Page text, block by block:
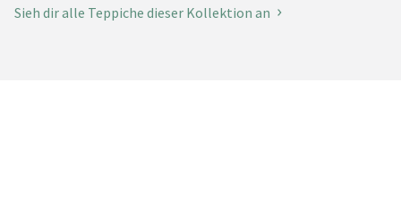
Sieh dir alle Teppiche dieser Kollektion an